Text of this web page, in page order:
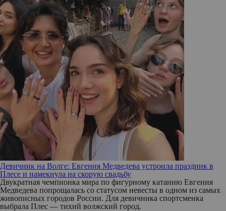
Девичник на Волге: Евгения Медведева устроила праздник в
Плесе и намекнула на скорую свадьбу
Двукратная чемпионка мира по фигурному катанию Евгения
Медведева попрощалась со статусом невесты в одном из самых
живописных городов России. Для девичника спортсменка
выбрала Плес — тихий волжский город.